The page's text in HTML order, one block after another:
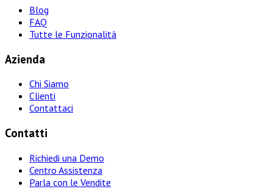
Blog
FAQ
Tutte le Funzionalità
Azienda
Chi Siamo
Clienti
Contattaci
Contatti
Richiedi una Demo
Centro Assistenza
Parla con le Vendite